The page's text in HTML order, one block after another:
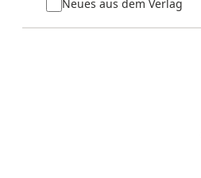
Neues aus dem Verlag